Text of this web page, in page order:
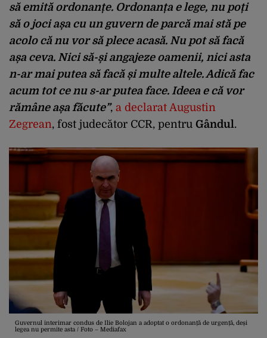
să emită ordonanțe. Ordonanța e lege, nu poți
să o joci așa cu un guvern de parcă mai stă pe
acolo că nu vor să plece acasă. Nu pot să facă
așa ceva. Nici să-și angajeze oamenii, nici asta
n-ar mai putea să facă și multe altele. Adică fac
acum tot ce nu s-ar putea face. Ideea e că vor
rămâne așa făcute”, a declarat Augustin
Zegrean, fost judecător CCR, pentru Gândul.
Guvernul interimar condus de Ilie Bolojan a adoptat o ordonanță de urgență, deși
legea nu permite asta / Foto – Mediafax